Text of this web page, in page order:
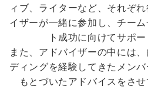
ィブ、ライターなど、それぞ
イザーが一緒に参加し、チー
ト成功に向けてサポー
また、アドバイザーの中には
ディングを経験してきたメン
もとづいたアドバイスをさせ